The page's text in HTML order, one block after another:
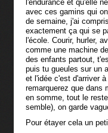
l'endurance et qu'elle
avec ces gamins qui
de semaine, j'ai
exactement ça qui se
l'école. Courir, hurler,
comme une machine
des enfants partout,
puis tu gueules sur un
et l'idée c'est d'arriver
remarquerez que dans
en somme, tout le
semble), on garde
Pour étayer cela un